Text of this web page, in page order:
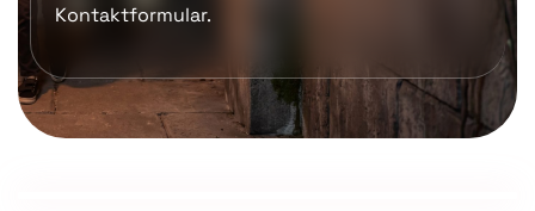
Kontaktformular.